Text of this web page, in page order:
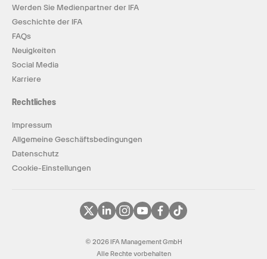
Werden Sie Medienpartner der IFA
Geschichte der IFA
FAQs
Neuigkeiten
Social Media
Karriere
Rechtliches
Impressum
Allgemeine Geschäftsbedingungen
Datenschutz
Cookie-Einstellungen
© 2026 IFA Management GmbH
Alle Rechte vorbehalten